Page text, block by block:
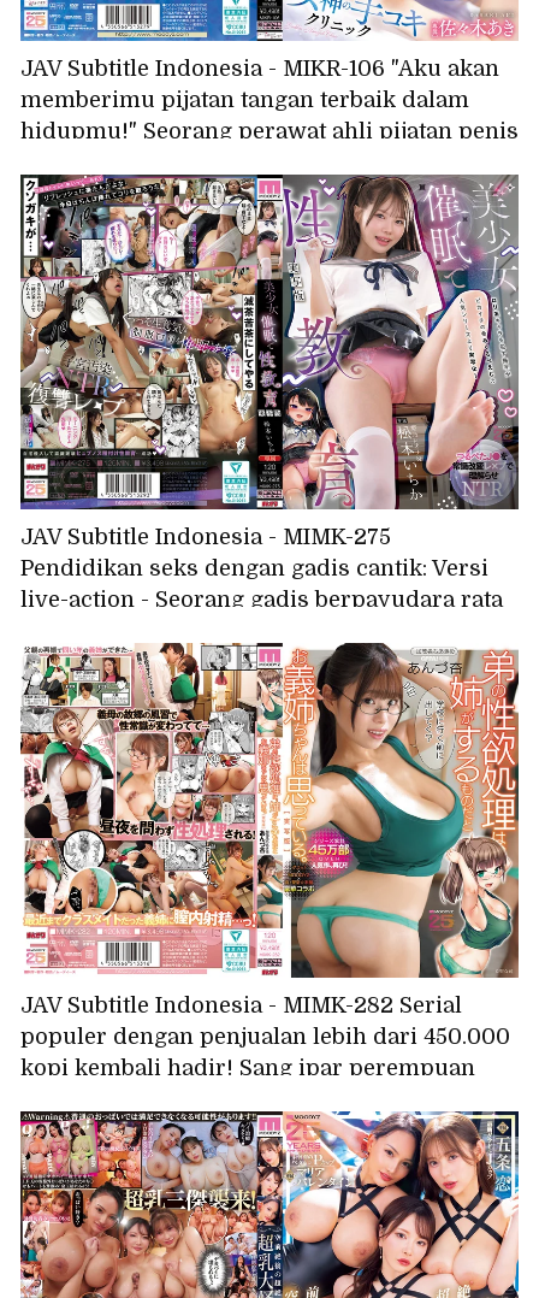
JAV Subtitle Indonesia - MIKR-106 "Aku akan
memberimu pijatan tangan terbaik dalam
hidupmu!" Seorang perawat ahli pijatan penis
melihat penis ereksi, dengan lembut, intens,
menjilat, menghisap, menjilat puting, dan
membuat kepala penis meledak! Klinik
Pijatan Tangan Dewi Sasaki Aki
JAV Subtitle Indonesia - MIMK-275
Pendidikan seks dengan gadis cantik: Versi
live-action - Seorang gadis berpayudara rata
yang mengubah akal sehat - NTR Matsumoto
Ichika
JAV Subtitle Indonesia - MIMK-282 Serial
populer dengan penjualan lebih dari 450.000
kopi kembali hadir! Sang ipar perempuan
hasrat seksual saudara laki-lakinya. Versi
live-action dibintangi oleh Anzu Anzu dan
Reika Natsume.